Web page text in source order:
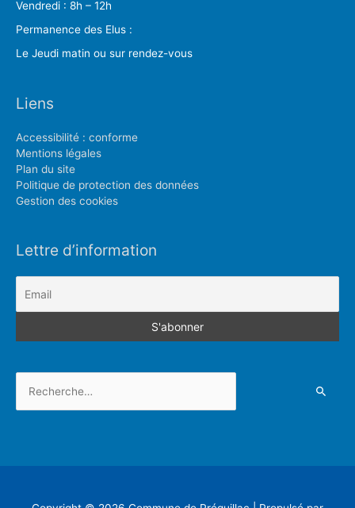
Vendredi : 8h – 12h
Permanence des Elus :
Le Jeudi matin ou sur rendez-vous
Liens
Accessibilité : conforme
Mentions légales
Plan du site
Politique de protection des données
Gestion des cookies
Lettre d’information